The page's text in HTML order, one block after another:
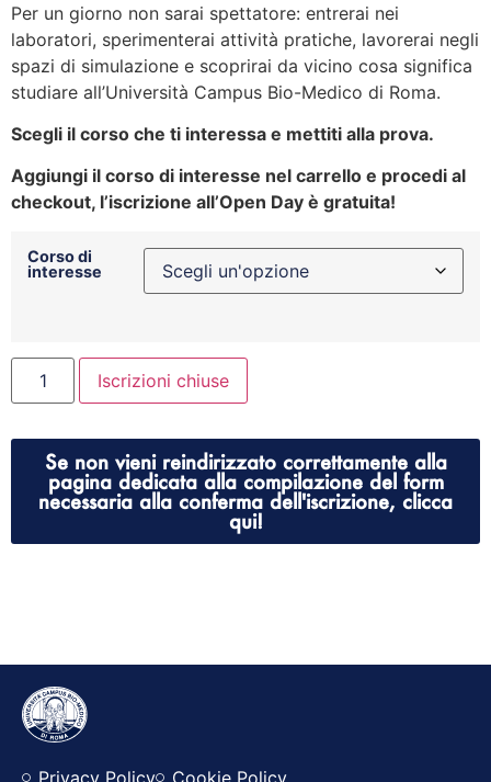
Per un giorno non sarai spettatore: entrerai nei
laboratori, sperimenterai attività pratiche, lavorerai negli
spazi di simulazione e scoprirai da vicino cosa significa
studiare all’Università Campus Bio-Medico di Roma.
Scegli il corso che ti interessa e mettiti alla prova.
Aggiungi il corso di interesse nel carrello e procedi al
checkout, l’iscrizione all’Open Day è gratuita!
Corso di
interesse
Iscrizioni chiuse
Se non vieni reindirizzato correttamente alla
pagina dedicata alla compilazione del form
necessaria alla conferma dell'iscrizione, clicca
qui!